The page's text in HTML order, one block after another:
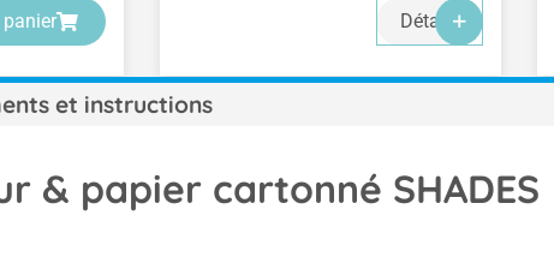
Détails
et instructions
& papier cartonné SHADES